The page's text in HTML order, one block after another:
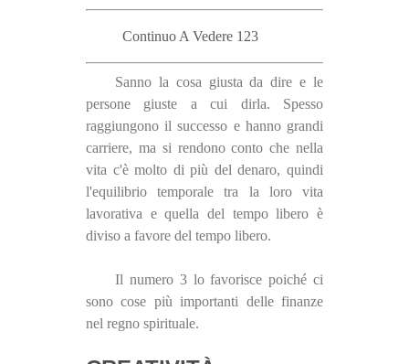
Continuo A Vedere 123
Sanno la cosa giusta da dire e le
persone giuste a cui dirla. Spesso
raggiungono il successo e hanno grandi
carriere, ma si rendono conto che nella
vita c'è molto di più del denaro, quindi
l'equilibrio temporale tra la loro vita
lavorativa e quella del tempo libero è
diviso a favore del tempo libero.
Il numero 3 lo favorisce poiché ci
sono cose più importanti delle finanze
nel regno spirituale.